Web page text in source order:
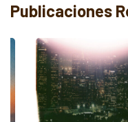
Publicaciones